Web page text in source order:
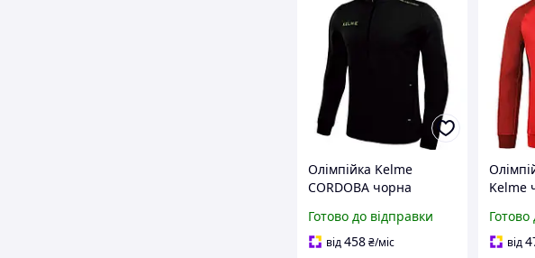
Олімпійка Kelme
CORDOBA чорна
Готово до відправки
від458₴/міс
Kelme
Готово
від